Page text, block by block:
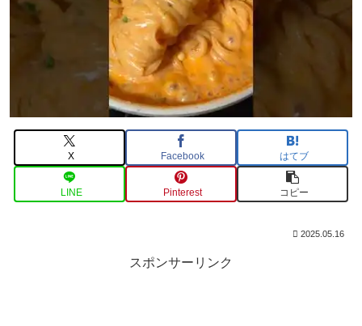
X Facebook はてブ
LINE Pinterest コピー
2025.05.16
スポンサーリンク